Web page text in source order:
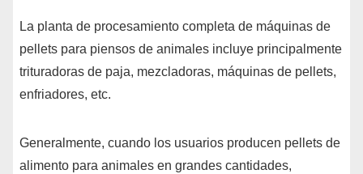
La planta de procesamiento completa de máquinas de
pellets para piensos de animales incluye principalmente
trituradoras de paja, mezcladoras, máquinas de pellets,
enfriadores, etc.
Generalmente, cuando los usuarios producen pellets de
alimento para animales en grandes cantidades,